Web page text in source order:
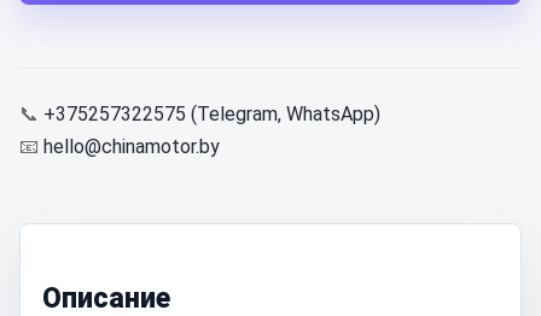
📞 +375257322575 (Telegram, WhatsApp)
📧 hello@chinamotor.by
Описание